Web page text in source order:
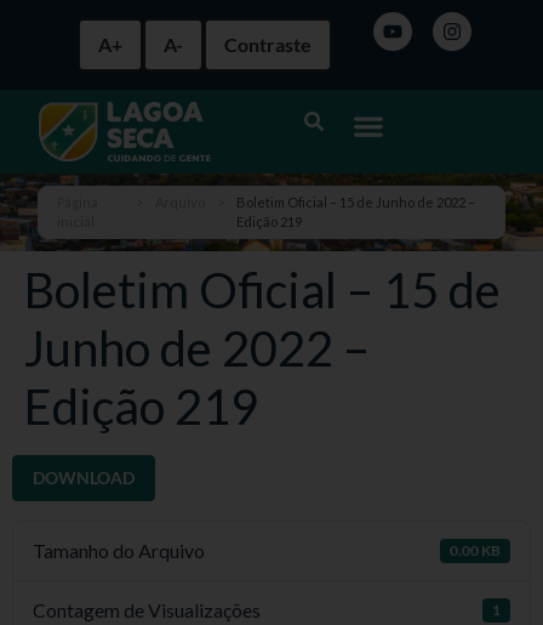
A+ A- Contraste
Boletim Oficial – 15 de Junho de 2022 –
Edição 219
Boletim Oficial – 15 de
Junho de 2022 –
Edição 219
DOWNLOAD
Tamanho do Arquivo 0.00 KB
Contagem de Visualizações 1